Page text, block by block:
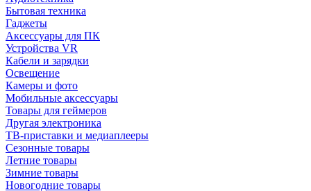
Бытовая техника
Гаджеты
Аксессуары для ПК
Устройства VR
Кабели и зарядки
Освещение
Камеры и фото
Мобильные аксессуары
Товары для геймеров
Другая электроника
ТВ-приставки и медиаплееры
Сезонные товары
Летние товары
Зимние товары
Новогодние товары